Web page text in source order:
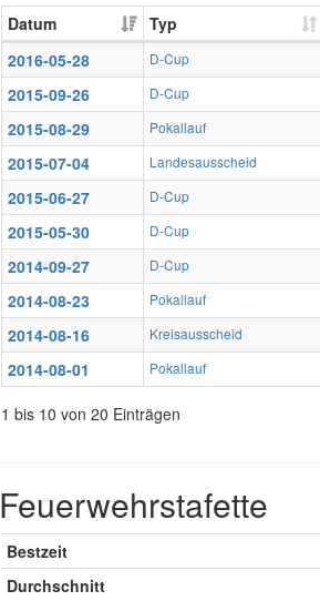
Datum
Typ
2016-05-28
D-Cup
2015-09-26 D-Cup
2015-08-29 Pokallauf
2015-07-04 Landesausscheid
2015-06-27 D-Cup
2015-05-30 D-Cup
2014-09-27 D-Cup
2014-08-23 Pokallauf
2014-08-16 Kreisausscheid
2014-08-01 Pokallauf
1 bis 10 von 20 Einträgen
Feuerwehrstafette
Bestzeit
Durchschnitt